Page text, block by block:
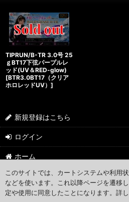
TIPRUN/B-TR 3.0号 25
ｇBT17下弦パープルレ
ッド(UV＆RED-glow)
[BTR3.0BT17（クリア
ホロレッドUV） ]
新規登録はこちら
ログイン
ホーム
ショッピングカート
マイページ
このサイトでは、カートシステムや利用
などを使います。これ以降ページを遷移
定や使用に同意したことになります。詳